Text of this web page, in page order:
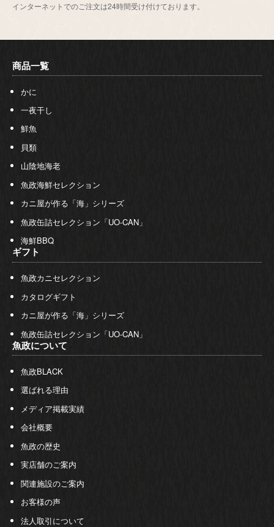
インターネットでのご注文は24時間受け付けております。
商品一覧
かに
一夜干し
鮮魚
貝類
山陰地海老
魚政海鮮セレクション
カニ屋が作る「海」シリーズ
魚政缶詰セレクション「UO-CAN」
海鮮BBQ
ギフト
魚政カニセレクション
カタログギフト
カニ屋が作る「海」シリーズ
魚政缶詰セレクション「UO-CAN」
魚政について
魚政BLACK
選ばれる理由
メディア掲載実績
会社概要
魚政の歴史
実店舗のご案内
関連施設のご案内
お客様の声
法人取引について